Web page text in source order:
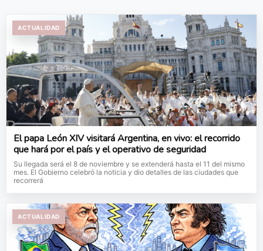
ACTUALIDAD
El papa León XIV visitará Argentina, en vivo: el recorrido
que hará por el país y el operativo de seguridad
Su llegada será el 8 de noviembre y se extenderá hasta el 11 del mismo
mes. El Gobierno celebró la noticia y dio detalles de las ciudades que
recorrerá
ACTUALIDAD